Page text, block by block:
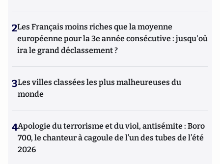
2Les Français moins riches que la moyenne
européenne pour la 3e année consécutive : jusqu'où
ira le grand déclassement ?
3Les villes classées les plus malheureuses du
monde
4Apologie du terrorisme et du viol, antisémite : Boro
700, le chanteur à cagoule de l’un des tubes de l’été
2026